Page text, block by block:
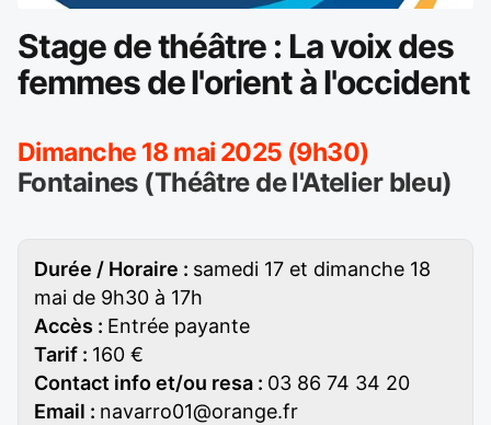
Stage de théâtre : La voix des
femmes de l'orient à l'occident
Dimanche 18 mai 2025 (9h30)
Fontaines (Théâtre de l'Atelier bleu)
Durée / Horaire : samedi 17 et dimanche 18
mai de 9h30 à 17h
Accès : Entrée payante
Tarif : 160 €
Contact info et/ou resa : 03 86 74 34 20
Email : navarro01@orange.fr